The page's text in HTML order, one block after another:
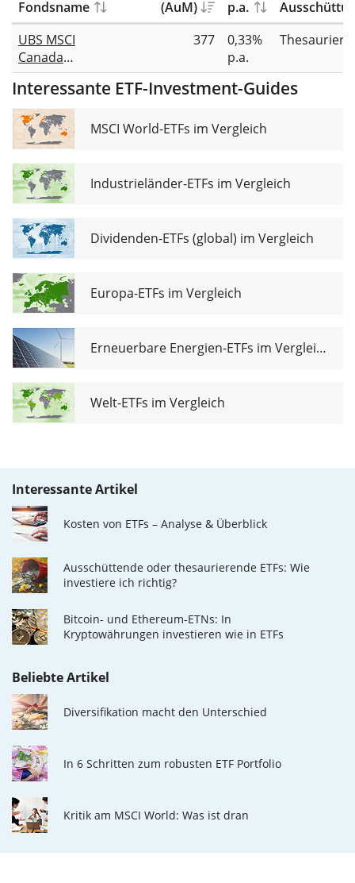
Fondsname (AuM) p.a.
UBS MSCI
Canada
Universal
UCITS ETF CAD
acc
377
0,33%
p.a.
Interessante ETF-Investment-Guides
MSCI World-ETFs im Vergleich
Industrieländer-ETFs im Vergleich
Dividenden-ETFs (global) im Vergleich
Europa-ETFs im Vergleich
Erneuerbare Energien-ETFs im Vergleich
Welt-ETFs im Vergleich
Interessante Artikel
Kosten von ETFs – Analyse & Überblick
Ausschüttende oder thesaurierende ETFs: Wie
investiere ich richtig?
Bitcoin- und Ethereum-ETNs: In
Kryptowährungen investieren wie in ETFs
Beliebte Artikel
Diversifikation macht den Unterschied
In 6 Schritten zum robusten ETF Portfolio
Kritik am MSCI World: Was ist dran